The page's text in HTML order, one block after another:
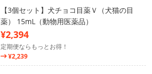
【3個セット】犬チョコ目薬Ｖ（犬猫の目
薬） 15mL（動物用医薬品）
¥2,394
定期便ならもっとお得！
¥2,239